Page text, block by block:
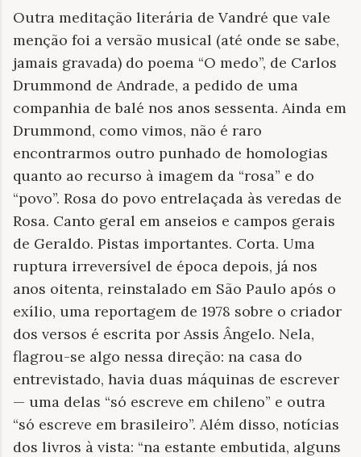
Outra meditação literária de Vandré que vale
menção foi a versão musical (até onde se sabe,
jamais gravada) do poema “O medo”, de Carlos
Drummond de Andrade, a pedido de uma
companhia de balé nos anos sessenta. Ainda em
Drummond, como vimos, não é raro
encontrarmos outro punhado de homologias
quanto ao recurso à imagem da “rosa” e do
“povo”. Rosa do povo entrelaçada às veredas de
Rosa. Canto geral em anseios e campos gerais
de Geraldo. Pistas importantes. Corta. Uma
ruptura irreversível de época depois, já nos
anos oitenta, reinstalado em São Paulo após o
exílio, uma reportagem de 1978 sobre o criador
dos versos é escrita por Assis Ângelo. Nela,
flagrou-se algo nessa direção: na casa do
entrevistado, havia duas máquinas de escrever
— uma delas “só escreve em chileno” e outra
“só escreve em brasileiro”. Além disso, notícias
dos livros à vista: “na estante embutida, alguns